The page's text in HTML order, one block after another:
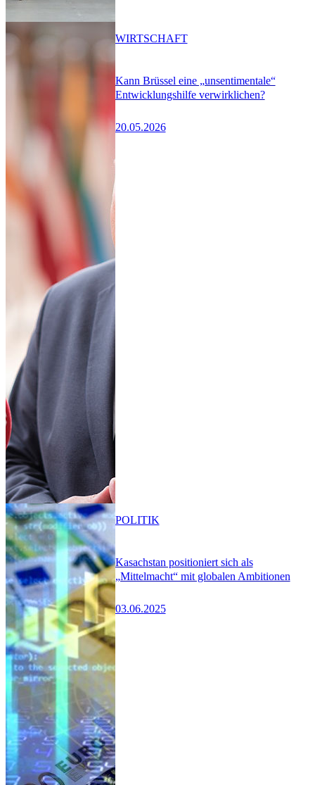
Kann Brüssel eine „unsentimentale“
Entwicklungshilfe verwirklichen?
20.05.2026
WIRTSCHAFT
Kasachstan positioniert sich als
„Mittelmacht“ mit globalen Ambitionen
03.06.2025
POLITIK